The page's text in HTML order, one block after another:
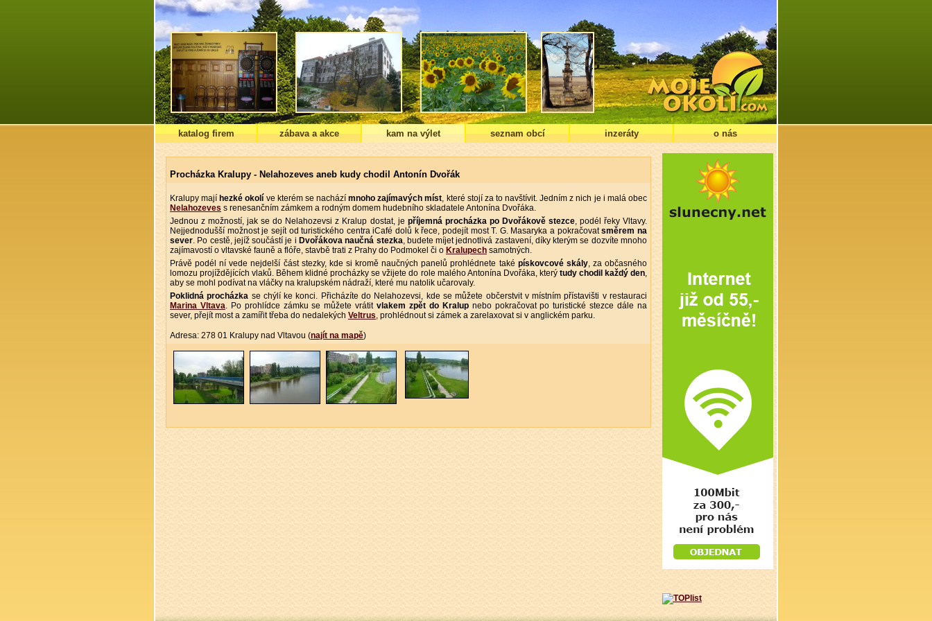
katalog firem zábava a akce kam na výlet seznam obcí inzeráty o nás
Procházka Kralupy - Nelahozeves aneb kudy chodil Antonín Dvořák
Kralupy mají hezké okolí ve kterém se nacházímnoho zajímavých míst, které stojí za to navštívit. Jedním z nich je i malá obec
Nelahozeves s renesančním zámkem a rodným domem hudebního skladatele Antonína Dvořáka.
Jednou z možností, jak se do Nelahozevsi z Kralup dostat, je příjemná procházka po Dvořákově stezce, podél řeky Vltavy.
Nejjednodušší možnost je sejít od turistického centra iCafé dolů k řece, podejít most T. G. Masaryka a pokračovatsměrem na
sever. Po cestě, jejíž součástí je i Dvořákova naučná stezka, budete míjet jednotlivá zastavení, díky kterým se dozvíte mnoho
zajímavostí o vltavské fauně a flóře, stavbě trati z Prahy do Podmokel či o Kralupech samotných.
Právě podél ní vede nejdelší část stezky, kde si kromě naučných panelů prohlédnete také pískovcové skály, za občasného
lomozu projíždějících vlaků. Během klidné procházky se vžijete do role malého Antonína Dvořáka, který tudy chodil každý den,
aby se mohl podívat na vláčky na kralupském nádraží, které mu natolik učarovaly.
Poklidná procházka se chýlí ke konci. Přicházíte do Nelahozevsi, kde se můžete občerstvit v místním přístavišti v restauraci
Marina Vltava. Po prohlídce zámku se můžete vrátitvlakem zpět do Kralupnebo pokračovat po turistické stezce dále na
sever, přejít most a zamířit třeba do nedalekých Veltrus, prohlédnout si zámek a zarelaxovat si v anglickém parku.
Adresa: 278 01 Kralupy nad Vltavou (najít na mapě)